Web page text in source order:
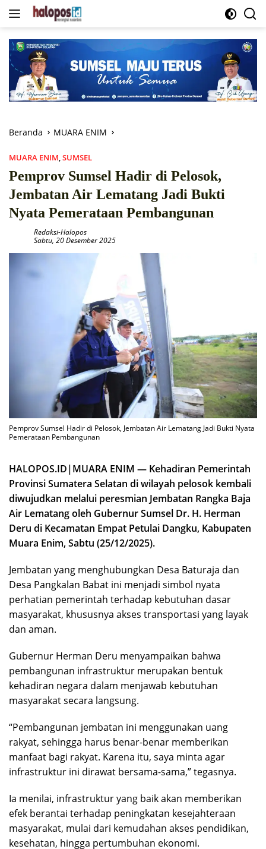
Langsung
Beranda MUARA ENIM
MUARA ENIM SUMSEL
Pemprov Sumsel Hadir di Pelosok,
Jembatan Air Lematang Jadi Bukti
Nyata Pemerataan Pembangunan
Redaksi-Halopos
Sabtu, 20 Desember 2025
Pemprov Sumsel Hadir di Pelosok, Jembatan Air Lematang Jadi Bukti Nyata
Pemerataan Pembangunan
HALOPOS.ID|MUARA ENIM — Kehadiran Pemerintah
Provinsi Sumatera Selatan di wilayah pelosok kembali
diwujudkan melalui peresmian Jembatan Rangka Baja
Air Lematang oleh Gubernur Sumsel Dr. H. Herman
Deru di Kecamatan Empat Petulai Dangku, Kabupaten
Muara Enim, Sabtu (25/12/2025).
Jembatan yang menghubungkan Desa Baturaja dan
Desa Pangkalan Babat ini menjadi simbol nyata
perhatian pemerintah terhadap kebutuhan dasar
masyarakat, khususnya akses transportasi yang layak
dan aman.
Gubernur Herman Deru menyampaikan bahwa
pembangunan infrastruktur merupakan bentuk
kehadiran negara dalam menjawab kebutuhan
masyarakat secara langsung.
“Pembangunan jembatan ini menggunakan uang
rakyat, sehingga harus benar-benar memberikan
manfaat bagi rakyat. Karena itu, saya minta agar
infrastruktur ini dirawat bersama-sama,” tegasnya.
Ia menilai, infrastruktur yang baik akan memberikan
efek berantai terhadap peningkatan kesejahteraan
masyarakat, mulai dari kemudahan akses pendidikan,
kesehatan, hingga pertumbuhan ekonomi.